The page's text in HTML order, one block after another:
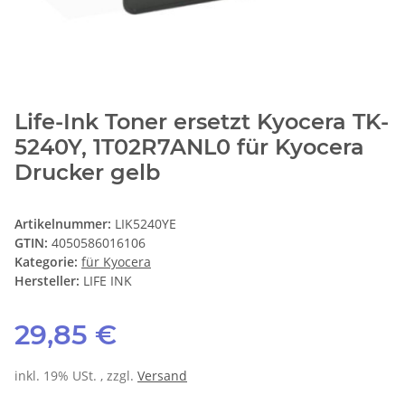
Life-Ink Toner ersetzt Kyocera TK-
5240Y, 1T02R7ANL0 für Kyocera
Drucker gelb
Artikelnummer: LIK5240YE
GTIN: 4050586016106
Kategorie: für Kyocera
Hersteller: LIFE INK
29,85 €
inkl. 19% USt. , zzgl. Versand